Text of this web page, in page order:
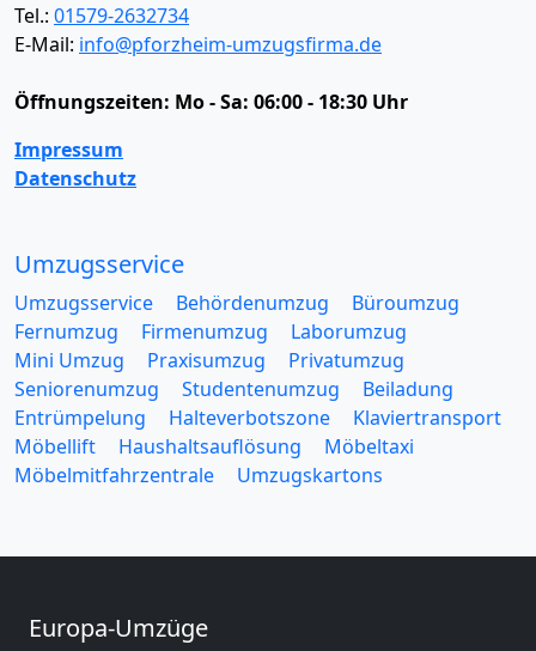
Tel.: 01579-2632734
E-Mail: info@pforzheim-umzugsfirma.de
Öffnungszeiten: Mo - Sa: 06:00 - 18:30 Uhr
Impressum
Datenschutz
Umzugsservice
Umzugsservice Behördenumzug
Büroumzug
Fernumzug
Firmenumzug
Laborumzug
Mini Umzug
Praxisumzug
Privatumzug
Seniorenumzug
Studentenumzug
Beiladung
Entrümpelung
Halteverbotszone
Klaviertransport
Möbellift
Haushaltsauflösung
Möbeltaxi
Möbelmitfahrzentrale
Umzugskartons
Europa-Umzüge